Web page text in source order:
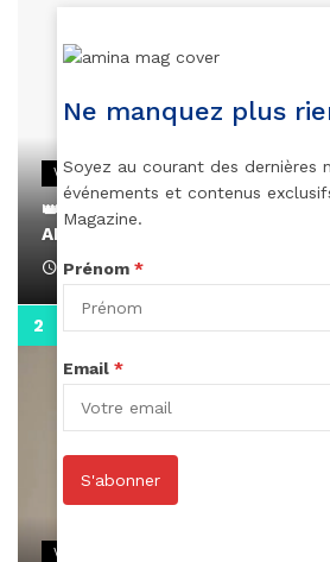
VIDEOS
👑 Remerciements à Ayden pour
AMINA, le Magazine de la Femme
April 1, 2022
VIDEOS
Ne manquez plus
Soyez au courant des dernières
événements et contenus
Magazine.
Prénom *
Email *
S'abonner